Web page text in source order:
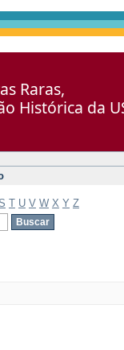
Raras,
Histórica da
T U V W X Y Z